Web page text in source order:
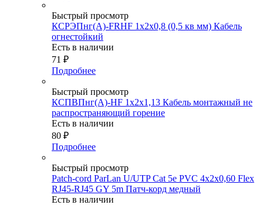
Быстрый просмотр
КСРЭПнг(А)-FRHF 1х2х0,8 (0,5 кв мм) Кабель
огнестойкий
Есть в наличии
71 ₽
Подробнее
Быстрый просмотр
КСПВПнг(А)-HF 1х2х1,13 Кабель монтажный не
распространяющий горение
Есть в наличии
80 ₽
Подробнее
Быстрый просмотр
Patch-cord ParLan U/UTP Cat 5e PVC 4х2х0,60 Flex
RJ45-RJ45 GY 5m Патч-корд медный
Есть в наличии